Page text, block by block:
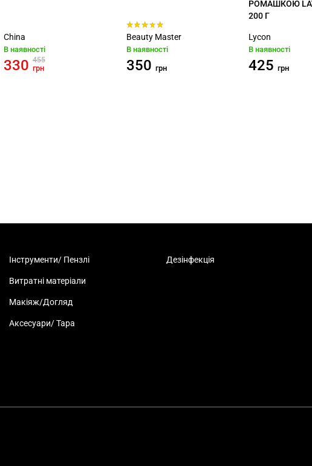
China
В наявності
330 455
грн
Beauty Master
В наявності
350 грн
РОМАШКОЮ
200 Г
Lycon
В наявності
425 грн
Інструменти/ Пензлі
Витратні матеріали
Макіяж/Догляд
Аксесуари/ Тара
Дезінфекція